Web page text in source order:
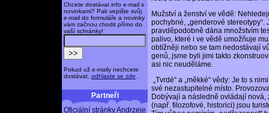
Chcete dostávat info e-mail s
novinkami? Pak vepište svůj
e-mail do formuláře a novinky
vám začnou chodit přímo do
vaší schránky!
Pokud už e-maily nechcete
dostávat, odhlaste se zde
Partneři
Oficiální stránky Andrzeje
Mužství a ženství ve vědě:
pochybné, „genderové
pravděpodobně dána množstvím
palivo, které i ve vědě umožňuje
obtížněji nebo se tam nedostávají
genů, jsme byli jimi takto
asi nic neuděláme.
„Tvrdé“ a „měkké“ vědy: Je to s
své nezastupitelné místo.
Dobývají a následně ovládají
(např. filozofové, historici) jsou